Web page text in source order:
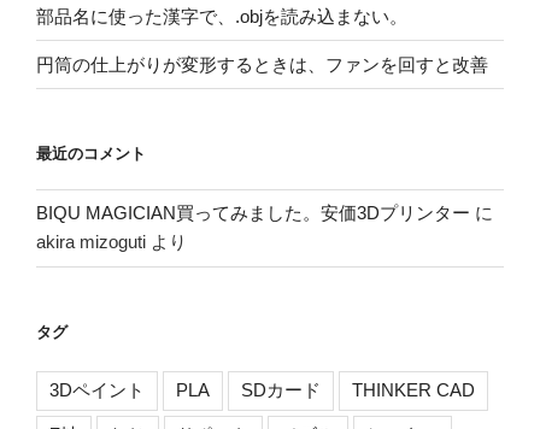
部品名に使った漢字で、.objを読み込まない。
円筒の仕上がりが変形するときは、ファンを回すと改善
最近のコメント
BIQU MAGICIAN買ってみました。安価3Dプリンター に
akira mizoguti より
タグ
3Dペイント PLA SDカード THINKER CAD